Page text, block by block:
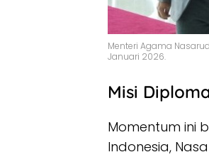
Menteri Agama
Januari 2026.
Misi
Momentum ini
Indonesia,